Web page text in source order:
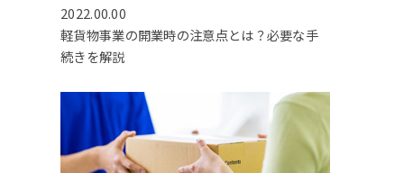
2022.00.00
軽貨物事業の開業時の注意点とは？必要な手
続きを解説